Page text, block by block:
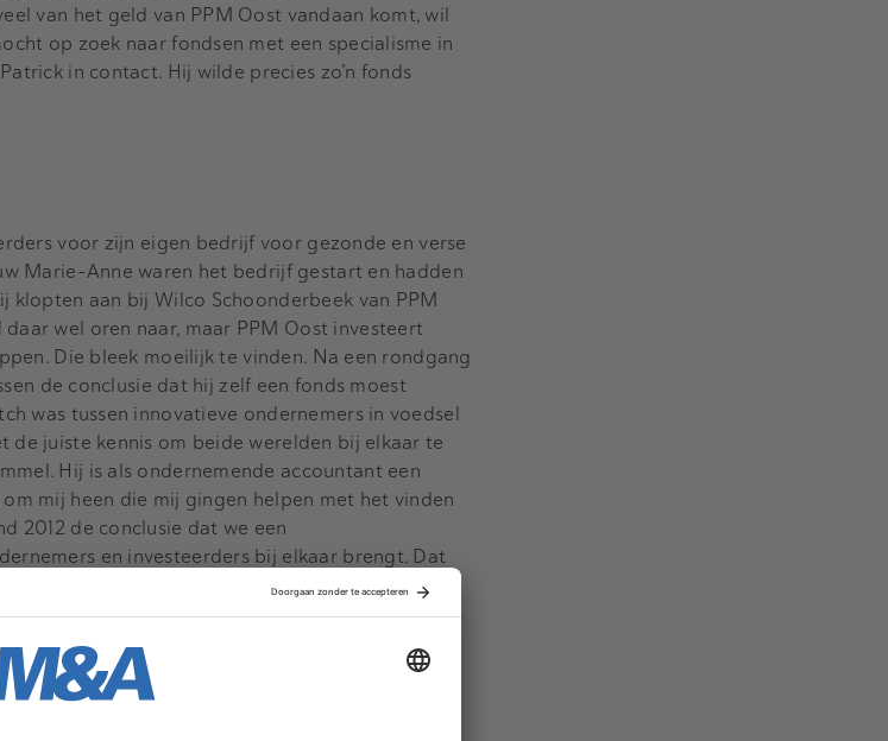
van het geld van PPM Oost vandaan komt, wil
op zoek naar fondsen met een specialisme in
in contact. Hij wilde precies zo’n fonds
voor zijn eigen bedrijf voor gezonde en verse
Marie-Anne waren het bedrijf gestart en hadden
klopten aan bij Wilco Schoonderbeek van PPM
wel oren naar, maar PPM Oost investeert
Die bleek moeilijk te vinden. Na een rondgang
de conclusie dat hij zelf een fonds moest
was tussen innovatieve ondernemers in voedsel
de juiste kennis om beide werelden bij elkaar te
Hij is als ondernemende accountant een
mij heen die mij gingen helpen met het vinden
2012 de conclusie dat we een
en investeerders bij elkaar brengt. Dat
georganiseerd met het thema